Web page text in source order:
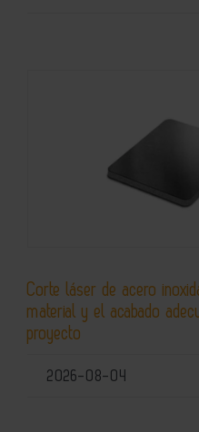
Corte láser de acero
material y el acabado
proyecto
2026-08-04